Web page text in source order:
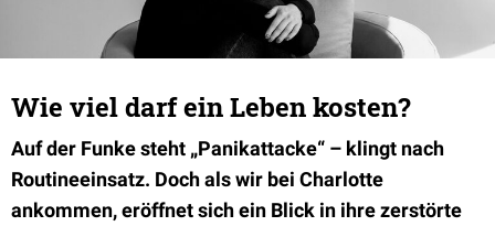
Wie viel darf ein Leben kosten?
Auf der Funke steht „Panikattacke“ – klingt nach
Routineeinsatz. Doch als wir bei Charlotte
ankommen, eröffnet sich ein Blick in ihre zerstörte